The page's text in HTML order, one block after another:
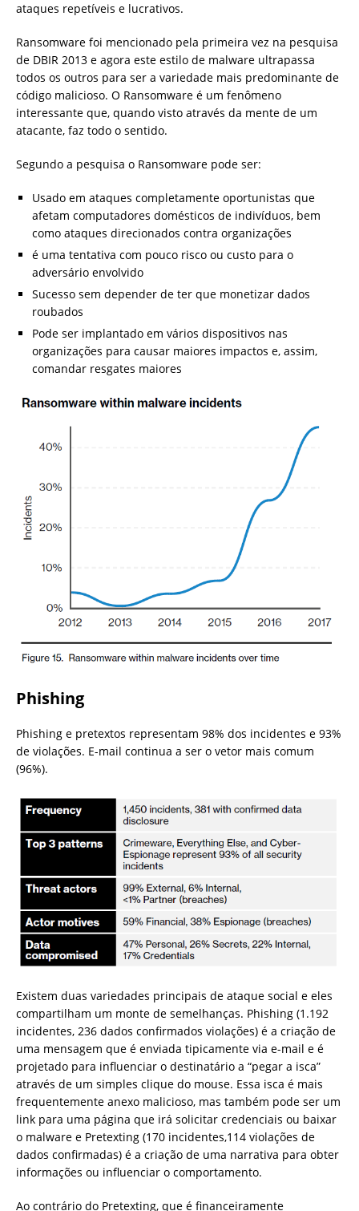
ataques repetíveis e lucrativos.
Ransomware foi mencionado pela primeira vez na pesquisa
de DBIR 2013 e agora este estilo de malware ultrapassa
todos os outros para ser a variedade mais predominante de
código malicioso. O Ransomware é um fenômeno
interessante que, quando visto através da mente de um
atacante, faz todo o sentido.
Segundo a pesquisa o Ransomware pode ser:
Usado em ataques completamente oportunistas que
afetam computadores domésticos de indivíduos, bem
como ataques direcionados contra organizações
é uma tentativa com pouco risco ou custo para o
adversário envolvido
Sucesso sem depender de ter que monetizar dados
roubados
Pode ser implantado em vários dispositivos nas
organizações para causar maiores impactos e, assim,
comandar resgates maiores
Phishing
Phishing e pretextos representam 98% dos incidentes e 93%
de violações. E-mail continua a ser o vetor mais comum
(96%).
Existem duas variedades principais de ataque social e eles
compartilham um monte de semelhanças. Phishing (1.192
incidentes, 236 dados confirmados violações) é a criação de
uma mensagem que é enviada tipicamente via e-mail e é
projetado para influenciar o destinatário a “pegar a isca”
através de um simples clique do mouse. Essa isca é mais
frequentemente anexo malicioso, mas também pode ser um
link para uma página que irá solicitar credenciais ou baixar
o malware e Pretexting (170 incidentes,114 violações de
dados confirmadas) é a criação de uma narrativa para obter
informações ou influenciar o comportamento.
Ao contrário do Pretexting, que é financeiramente